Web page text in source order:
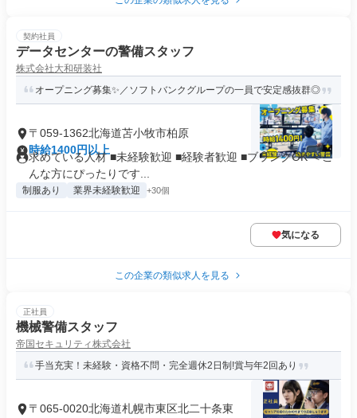
契約社員
データセンターの警備スタッフ
株式会社大和研装社
オープニング募集✨／ソフトバンクグループの一員で安定感抜群◎
〒059-1362北海道苫小牧市柏原
時給1400円以上
求めている人材 ■未経験歓迎 ■経験者歓迎 ■ブランクOK ＜こ
んな方にぴったりです...
制服あり 業界未経験歓迎 +30個
気になる
この企業の類似求人を見る
正社員
機械警備スタッフ
帝国セキュリティ株式会社
手当充実！未経験・資格不問・完全週休2日制!賞与年2回あり
〒065-0020北海道札幌市東区北二十条東